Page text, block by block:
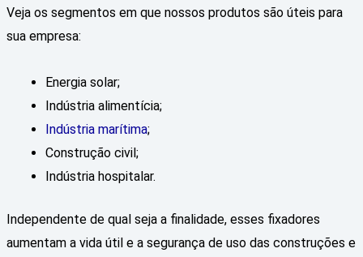
Veja os segmentos em que nossos produtos são úteis para
sua empresa:
Energia solar;
Indústria alimentícia;
Indústria marítima;
Construção civil;
Indústria hospitalar.
Independente de qual seja a finalidade, esses fixadores
aumentam a vida útil e a segurança de uso das construções e